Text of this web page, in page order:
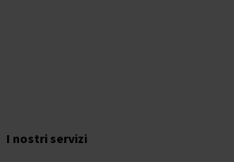
I nostri servizi